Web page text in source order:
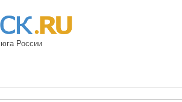
России